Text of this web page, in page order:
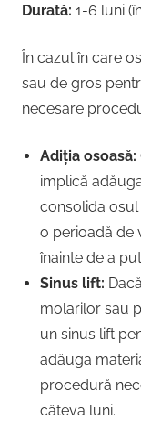
Durată: 1-6 luni
În cazul în care
sau de gros
necesare
Adiția osoasă:
implică
consolida osul
o perioadă de
înainte de a
Sinus lift:
molarilor sau
un sinus lift
adăuga
procedură
câteva luni.